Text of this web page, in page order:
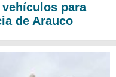
para
de Arauco